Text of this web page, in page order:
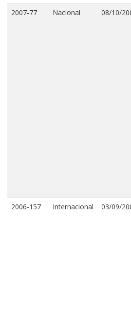
2007-77 Nacional 08/10/
2006-157 Internacional 03/09/